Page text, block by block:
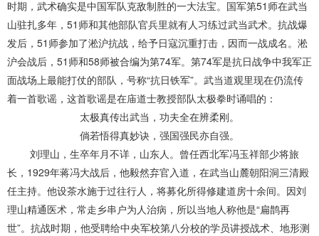
时期，武术确实是中国军队克敌制胜的一大法宝。国军第51师在武当
山驻扎多年，51师和其他部队官兵里就有人习练过武当武术。抗战爆
发后，51师参加了淞沪抗战，给予日寇沉重打击，因而一战成名。淞
沪会战后，51师和58师被合编为第74军。第74军是抗日战争中我军正
面战场上最能打仗的部队，号称“抗日铁军”。武当道观里现在仍流传
着一首歌谣，这首歌谣是在庙道士教授部队太极拳时诵唱的：
太极真传出武当，功夫全在辨柔刚。
倘若悟得真妙诀，强国强民亦自强。
刘理山，生卒年月不详，山东人。曾任西北军冯玉祥部少将旅
长，1929年蒋冯大战后，他毅然弃官入道，在武当山麓朝阳洞三清殿
任主持。他设茶水施于过往行人，将募化所得修建道房十余间。因刘
理山精通医术，常走乡串户为人治病，所以当地人称他是“扁鹊再
世”。抗战时期，他受聘给中央军校第八分校的学员讲授战术、地形测